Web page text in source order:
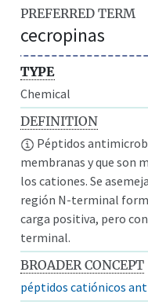
PREFERRED TERM
cecropinas
TYPE
Chemical
DEFINITION
Péptidos
membranas y que son
los cationes. Se
región N-terminal
carga positiva, pero
terminal.
BROADER CONCEPT
péptidos catiónicos